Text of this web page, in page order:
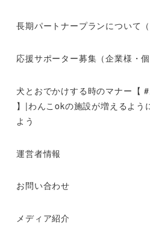
長期パートナープランについて
応援サポーター募集（企業様・個
犬とおでかけする時のマナー【
】|わんこokの施設が増えるよう
よう
運営者情報
お問い合わせ
メディア紹介